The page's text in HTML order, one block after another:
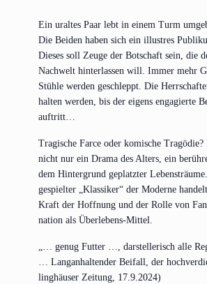
Ein uraltes Paar lebt in einem Turm
Die Bei­den haben sich ein illus­tres
Die­ses soll Zeu­ge der Bot­schaft sein, die
Nach­welt hin­ter­las­sen will. Immer mehr
Stüh­le wer­den geschleppt. Die
hal­ten wer­den, bis der eigens enga­gier­te
auftritt…
Tra­gi­sche Far­ce oder komi­sche
nicht nur ein Dra­ma des Alters, ein
dem Hin­ter­grund geplatz­ter
gespiel­ter „Klas­si­ker“ der Moder­ne
Kraft der Hoff­nung und der Rol­le von
na­ti­on als Überlebens-Mittel.
„… genug Fut­ter …, dar­stel­le­risch alle
… Lang­an­hal­ten­der Bei­fall, der
ling­häu­ser Zei­tung, 17.9.2024)